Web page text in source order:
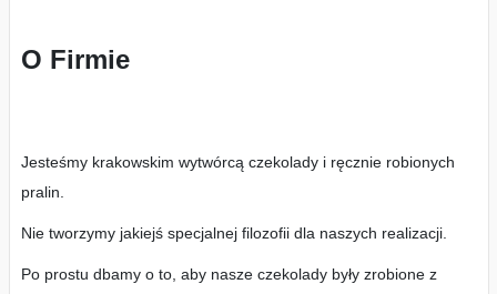
O Firmie
Jesteśmy krakowskim wytwórcą czekolady i ręcznie robionych
pralin.
Nie tworzymy jakiejś specjalnej filozofii dla naszych realizacji.
Po prostu dbamy o to, aby nasze czekolady były zrobione z